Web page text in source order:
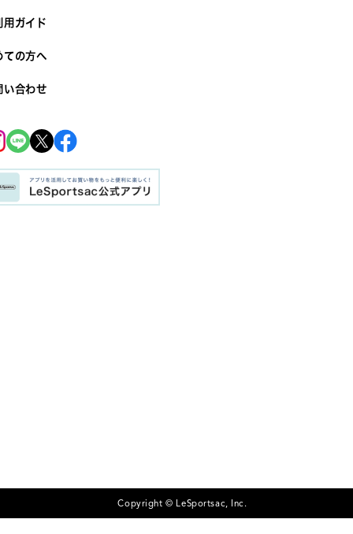
用ガイド
ての方へ
い合わせ
Copyright © LeSportsac, Inc.